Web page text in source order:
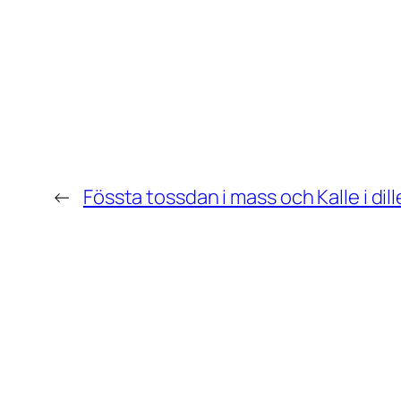
← Fössta tossdan i mass och Kalle i